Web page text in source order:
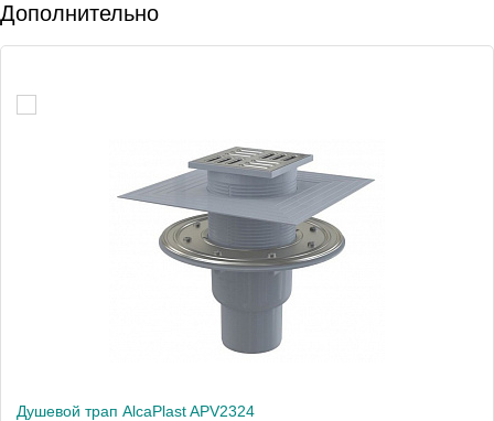
Дополнительно
Душевой трап AlcaPlast APV2324